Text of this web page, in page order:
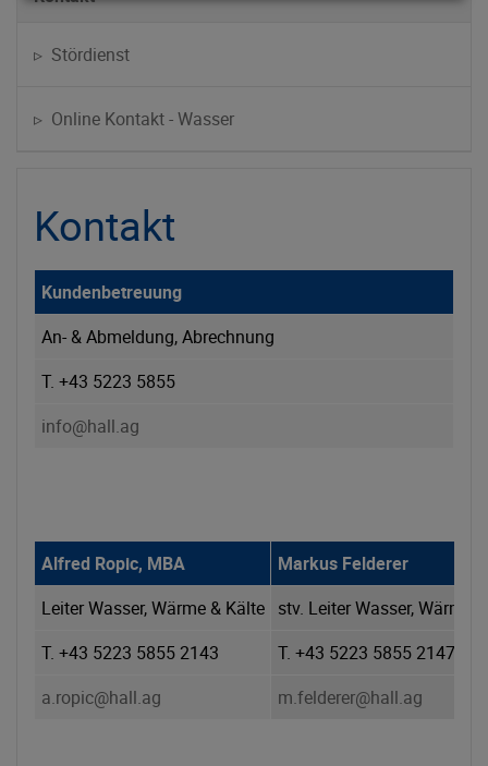
Kontakt
Kundenbetreuung
An- & Abmeldung, Abrechnung
T. +43 5223 5855
info@hall.ag
Alfred Ropic, MBA
Markus Felderer
Leiter Wasser, Wärme & Kälte stv. Leiter Wasser, Wärme
T. +43 5223 5855 2143
T. +43 5223 5855 2147
a.ropic@hall.ag
m.felderer@hall.ag
▹ Stördienst
▹ Online Kontakt - Wasser